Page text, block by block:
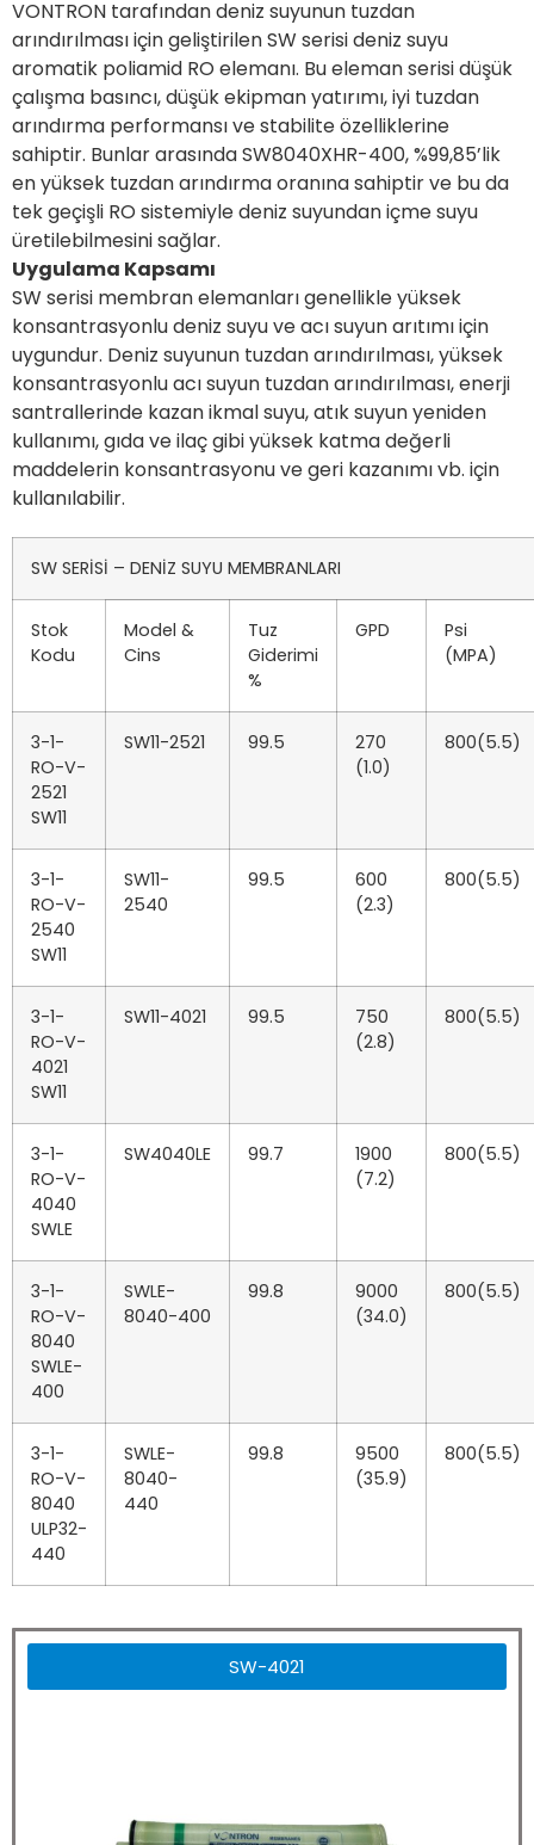
VONTRON tarafından deniz suyunun tuzdan
arındırılması için geliştirilen SW serisi deniz suyu
aromatik poliamid RO elemanı. Bu eleman serisi düşük
çalışma basıncı, düşük ekipman yatırımı, iyi tuzdan
arındırma performansı ve stabilite özelliklerine
sahiptir. Bunlar arasında SW8040XHR-400, %99,85’lik
en yüksek tuzdan arındırma oranına sahiptir ve bu da
tek geçişli RO sistemiyle deniz suyundan içme suyu
üretilebilmesini sağlar.
Uygulama Kapsamı
SW serisi membran elemanları genellikle yüksek
konsantrasyonlu deniz suyu ve acı suyun arıtımı için
uygundur. Deniz suyunun tuzdan arındırılması, yüksek
konsantrasyonlu acı suyun tuzdan arındırılması, enerji
santrallerinde kazan ikmal suyu, atık suyun yeniden
kullanımı, gıda ve ilaç gibi yüksek katma değerli
maddelerin konsantrasyonu ve geri kazanımı vb. için
kullanılabilir.
SW SERİSİ – DENİZ SUYU MEMBRANLARI
Stok
Kodu
Model &
Cins
Tuz
Giderimi
%
GPD
Psi
(MPA)
3-1-
RO-V-
2521
SW11
SW11-2521 99.5
270
(1.0)
800(5.5)
3-1-
RO-V-
2540
SW11
SW11-
2540
99.5
600
(2.3)
800(5.5)
3-1-
RO-V-
4021
SW11
SW11-4021 99.5
750
(2.8)
800(5.5)
3-1-
RO-V-
4040
SWLE
SW4040LE 99.7
1900
(7.2)
800(5.5)
3-1-
RO-V-
8040
SWLE-
400
SWLE-
8040-400
99.8
9000
(34.0)
800(5.5)
3-1-
RO-V-
8040
ULP32-
440
SWLE-
8040-
440
99.8
9500
(35.9)
800(5.5)
SW-4021